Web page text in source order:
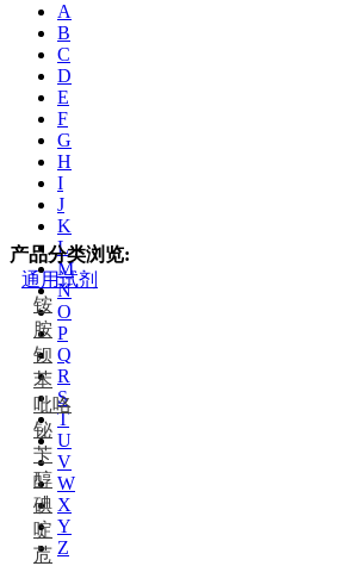
A
B
C
D
E
F
G
H
I
J
K
L
M
N
O
P
Q
R
S
T
U
V
W
X
Y
Z
产品分类浏览:
通用试剂
铵
胺
钡
苯
吡咯
铋
苄
醇
碘
啶
苊